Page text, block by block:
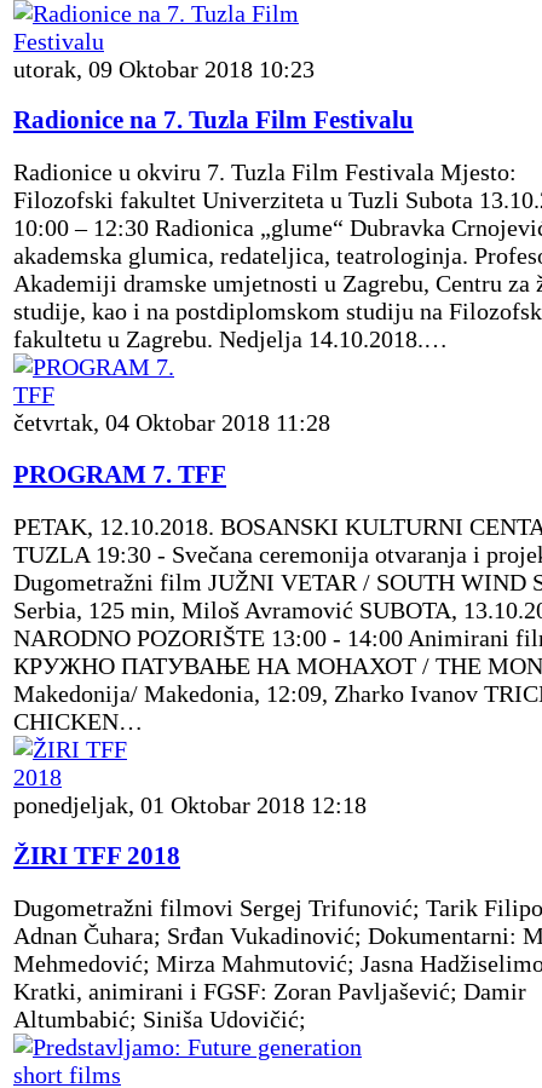
utorak, 09 Oktobar 2018 10:23
Radionice na 7. Tuzla Film Festivalu
Radionice u okviru 7. Tuzla Film Festivala Mjesto:
Filozofski fakultet Univerziteta u Tuzli Subota
10:00 – 12:30 Radionica „glume“ Dubravka
akademska glumica, redateljica, teatrologinja.
Akademiji dramske umjetnosti u Zagrebu, Centru za
studije, kao i na postdiplomskom studiju na
fakultetu u Zagrebu. Nedjelja 14.10.2018.…
četvrtak, 04 Oktobar 2018 11:28
PROGRAM 7. TFF
PETAK, 12.10.2018. BOSANSKI KULTURNI
TUZLA 19:30 - Svečana ceremonija otvaranja i
Dugometražni film JUŽNI VETAR / SOUTH WIND
Serbia, 125 min, Miloš Avramović SUBOTA,
NARODNO POZORIŠTE 13:00 - 14:00 Animirani
КРУЖНО ПАТУВАЊЕ НА МОНАХОТ / THE
Makedonija/ Makedonia, 12:09, Zharko Ivanov
CHICKEN…
ponedjeljak, 01 Oktobar 2018 12:18
ŽIRI TFF 2018
Dugometražni filmovi Sergej Trifunović; Tarik
Adnan Čuhara; Srđan Vukadinović; Dokumentarni:
Mehmedović; Mirza Mahmutović; Jasna
Kratki, animirani i FGSF: Zoran Pavljašević; Damir
Altumbabić; Siniša Udovičić;